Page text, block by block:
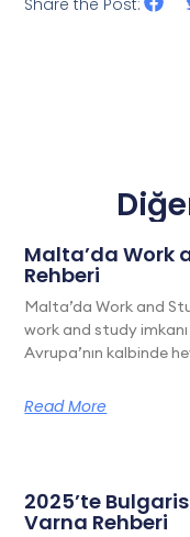
Share the Post:
Malta’da Work
Rehberi
Malta’da Work and
work and study
Avrupa’nın kalbinde
Read More
2025’te
Varna Rehberi